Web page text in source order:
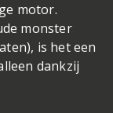
motor.
monster
is het een
dankzij